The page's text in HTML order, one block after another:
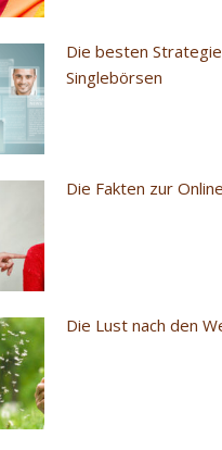
Die besten
Singlebörsen
Die Fakten zur
Die Lust nach den